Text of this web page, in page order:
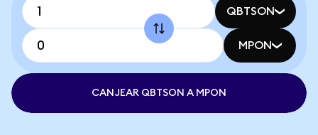
QBTSON
MPON
CANJEAR QBTSON A MPON